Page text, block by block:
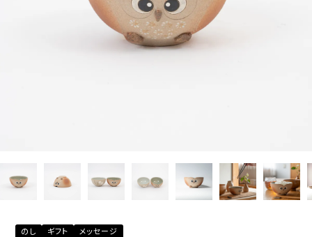
のし ギフト メッセージ